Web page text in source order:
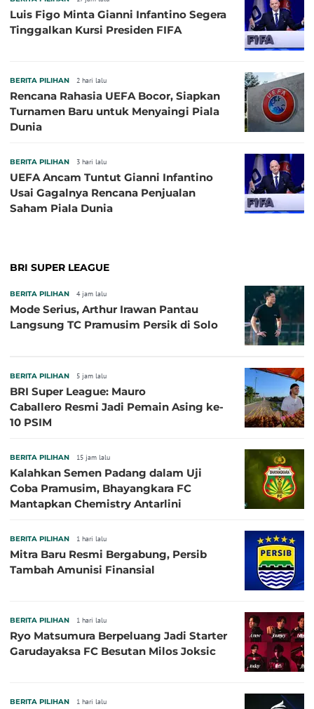
Luis Figo Minta Gianni Infantino Segera
Tinggalkan Kursi Presiden FIFA
BERITA PILIHAN 2 hari lalu
Rencana Rahasia UEFA Bocor, Siapkan
Turnamen Baru untuk Menyaingi Piala
Dunia
BERITA PILIHAN 3 hari lalu
UEFA Ancam Tuntut Gianni Infantino
Usai Gagalnya Rencana Penjualan
Saham Piala Dunia
BRI SUPER LEAGUE
BERITA PILIHAN 4 jam lalu
Mode Serius, Arthur Irawan Pantau
Langsung TC Pramusim Persik di Solo
BERITA PILIHAN 5 jam lalu
BRI Super League: Mauro
Caballero Resmi Jadi Pemain Asing ke-
10 PSIM
BERITA PILIHAN 15 jam lalu
Kalahkan Semen Padang dalam Uji
Coba Pramusim, Bhayangkara FC
Mantapkan Chemistry Antarlini
BERITA PILIHAN 1 hari lalu
Mitra Baru Resmi Bergabung, Persib
Tambah Amunisi Finansial
BERITA PILIHAN 1 hari lalu
Ryo Matsumura Berpeluang Jadi Starter
Garudayaksa FC Besutan Milos Joksic
BERITA PILIHAN 1 hari lalu